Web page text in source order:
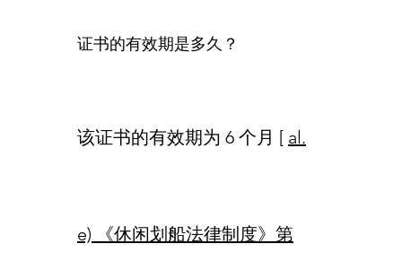
证书的有效期是多久？
该证书的有效期为 6 个月 [ al.
e) 《休闲划船法律制度》第